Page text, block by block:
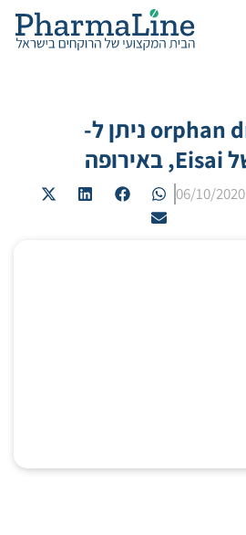
סטאטוס של orphan drug ניתן ל-
06/10/2020